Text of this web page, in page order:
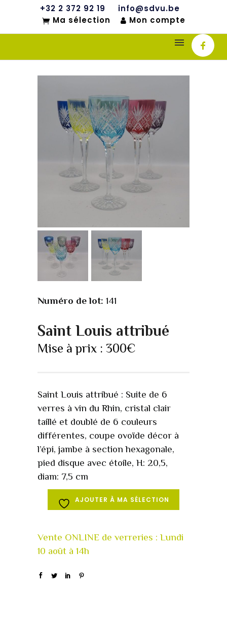
+32 2 372 92 19
info@sdvu.be
Ma sélection
Mon compte
Numéro de lot: 141
Saint Louis attribué
Mise à prix :300€
Saint Louis attribué : Suite de 6
verres à vin du Rhin, cristal clair
taillé et doublé de 6 couleurs
différentes, coupe ovoïde décor à
l’épi, jambe à section hexagonale,
pied disque avec étoile, H: 20,5,
diam: 7,5 cm
AJOUTER À MA SÉLECTION